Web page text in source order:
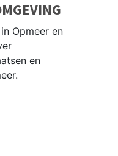
Opmeer en
en